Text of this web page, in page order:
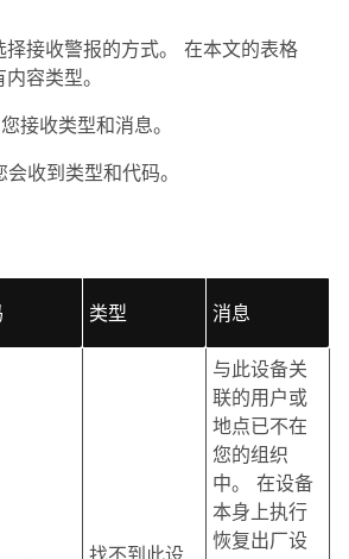
接收警报的方式。 在本文的表格
容类型。
接收类型和消息。
收到类型和代码。
类型 消息
找不到此设
与此设备关
联的用户或
地点已不在
您的组织
中。 在设备
本身上执行
恢复出厂设